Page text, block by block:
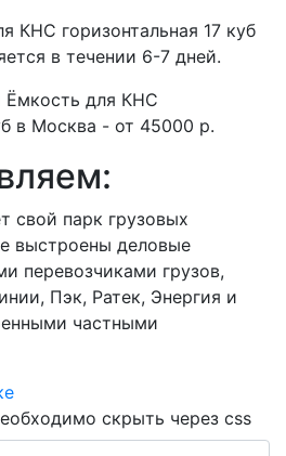
КНС горизонтальная 17 куб
в течении 6-7 дней.
Ёмкость для КНС
в Москва - от 45000 р.
свой парк грузовых
выстроены деловые
перевозчиками грузов,
Пэк, Ратек, Энергия и
частными
скрыть через css